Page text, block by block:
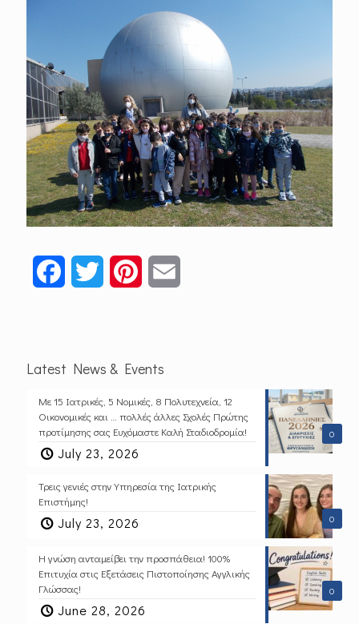
FacebookTwitter Pinterest
Latest News & Events
0
Με 15 Ιατρικές, 5 Νομικές, 8 Πολυτεχνεία, 12
Οικονομικές και … πολλές άλλες Σχολές Πρώτης
προτίμησης σας Ευχόμαστε Καλή Σταδιοδρομία!
July 23, 2026
0
Τρεις γενιές στην Υπηρεσία της Ιατρικής
Επιστήμης!
July 23, 2026
0
Η γνώση ανταμείβει την προσπάθεια! 100%
Επιτυχία στις Εξετάσεις Πιστοποίησης Αγγλικής
Γλώσσας!
June 28, 2026